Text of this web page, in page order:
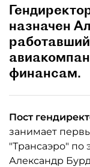
назначен
финансам.
Пост
занимает
"Трансаэро" по
Александр